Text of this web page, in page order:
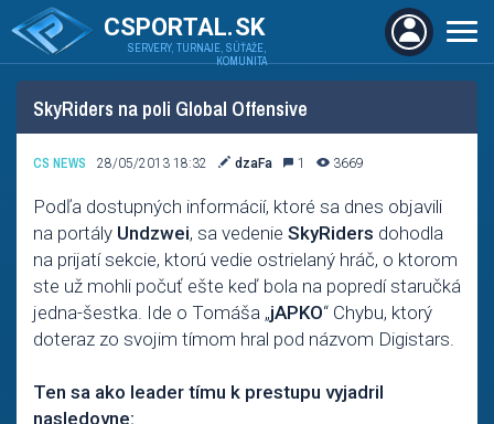
CSPORTAL.SK
SERVERY, TURNAJE, SÚŤAŽE,
KOMUNITA
SkyRiders na poli Global Offensive
CS NEWS 28/05/2013 18:32 dzaFa 1 3669
Podľa dostupných informácií, ktoré sa dnes objavili
na portály Undzwei, sa vedenie SkyRiders dohodla
na prijatí sekcie, ktorú vedie ostrielaný hráč, o ktorom
ste už mohli počuť ešte keď bola na popredí staručká
jedna-šestka. Ide o Tomáša „jAPKO“ Chybu, ktorý
doteraz zo svojim tímom hral pod názvom Digistars.
Ten sa ako leader tímu k prestupu vyjadril
nasledovne: